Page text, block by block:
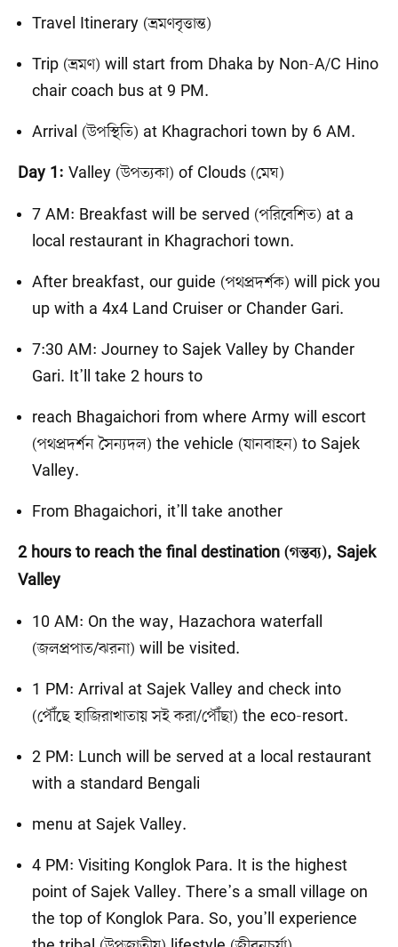
Travel Itinerary (ভ্রমণবৃত্তান্ত)
Trip (ভ্রমণ) will start from Dhaka by Non-A/C Hino
chair coach bus at 9 PM.
Arrival (উপস্থিতি) at Khagrachori town by 6 AM.
Day 1: Valley (উপত্যকা) of Clouds (মেঘ)
7 AM: Breakfast will be served (পরিবেশিত) at a
local restaurant in Khagrachori town.
After breakfast, our guide (পথপ্রদর্শক) will pick you
up with a 4x4 Land Cruiser or Chander Gari.
7:30 AM: Journey to Sajek Valley by Chander
Gari. It’ll take 2 hours to
reach Bhagaichori from where Army will escort
(পথপ্রদর্শন সৈন্যদল) the vehicle (যানবাহন) to Sajek
Valley.
From Bhagaichori, it’ll take another
2 hours to reach the final destination (গন্তব্য), Sajek
Valley
10 AM: On the way, Hazachora waterfall
(জলপ্রপাত/ঝরনা) will be visited.
1 PM: Arrival at Sajek Valley and check into
(পৌঁছে হাজিরাখাতায় সই করা/পৌঁছা) the eco-resort.
2 PM: Lunch will be served at a local restaurant
with a standard Bengali
menu at Sajek Valley.
4 PM: Visiting Konglok Para. It is the highest
point of Sajek Valley. There’s a small village on
the top of Konglok Para. So, you’ll experience